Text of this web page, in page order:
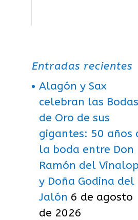
Entradas recientes
Alagón y Sax
celebran las Bodas
de Oro de sus
gigantes: 50 años
la boda entre Don
Ramón del
y Doña Godina del
Jalón 6 de agosto
de 2026